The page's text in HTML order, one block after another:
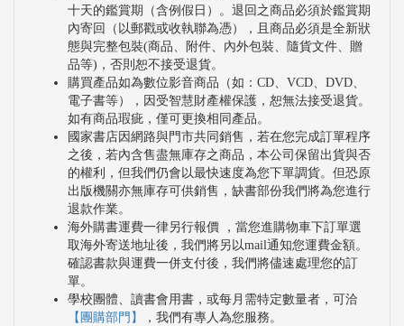
十天的鑑賞期（含例假日）。退回之商品必須於鑑賞期
內寄回（以郵戳或收執聯為憑），且商品必須是全新狀
態與完整包裝(商品、附件、內外包裝、隨貨文件、贈
品等)，否則恕不接受退貨。
購買產品如為數位影音商品（如：CD、VCD、DVD、
電子書等），因受智慧財產權保護，恕無法接受退貨。
如有商品瑕疵，僅可更換相同產品。
國家書店因網路與門市共同銷售，若在您完成訂單程序
之後，若內含售盡無庫存之商品，本公司保留出貨與否
的權利，但我們仍會以最快速度為您下單調貨。但恐原
出版機關亦無庫存可供銷售，缺書部份我們將為您進行
退款作業。
海外購書運費一律另行報價 ，當您進購物車下訂單選
取海外寄送地址後，我們將另以mail通知您運費金額。
確認書款與運費一併支付後，我們將儘速處理您的訂
單。
學校團體、讀書會用書，或每月需特定數量者，可洽
【團購部門】
，我們有專人為您服務。